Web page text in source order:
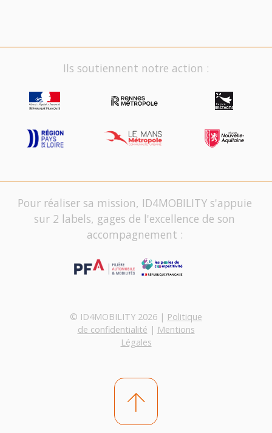
Ils soutiennent notre action :
Pour réaliser sa mission, ID4MOBILITY s'appuie
sur 2 labels, gages de l'excellence de son
accompagnement :
© ID4MOBILITY 2026 | Politique
de confidentialité | Mentions
Légales